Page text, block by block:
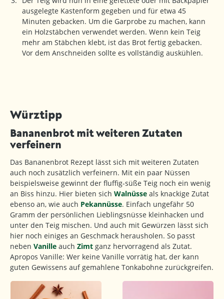
ausgelegte Kastenform gegeben und für etwa 45
Minuten gebacken. Um die Garprobe zu machen, kann
ein Holzstäbchen verwendet werden. Wenn kein Teig
mehr am Stäbchen klebt, ist das Brot fertig gebacken.
Vor dem Anschneiden sollte es vollständig auskühlen.
Würztipp
Bananenbrot mit weiteren Zutaten
verfeinern
Das Bananenbrot Rezept lässt sich mit weiteren Zutaten
auch noch zusätzlich verfeinern. Mit ein paar Nüssen
beispielsweise gewinnt der fluffig-süße Teig noch ein wenig
an Biss hinzu. Hier bieten sich Walnüsse als knackige Zutat
ebenso an, wie auch Pekannüsse. Einfach ungefähr 50
Gramm der persönlichen Lieblingsnüsse kleinhacken und
unter den Teig mischen. Und auch mit Gewürzen lässt sich
hier noch einiges an Geschmack herausholen. So passt
neben Vanille auch Zimt ganz hervorragend als Zutat.
Apropos Vanille: Wer keine Vanille vorrätig hat, der kann
guten Gewissens auf gemahlene Tonkabohne zurückgreifen.